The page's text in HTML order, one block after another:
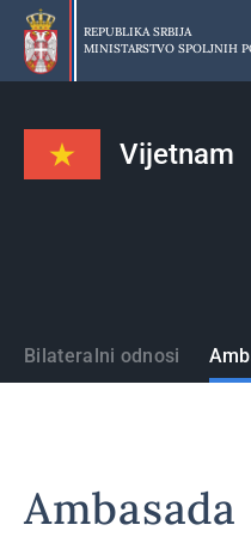
Preskoči
glavni
deo
REPUBLIKA SRBIJA
MINISTARSTVO SPOLJNIH
Vijetnam
Države
Bilateralni odnosi
Ambasada